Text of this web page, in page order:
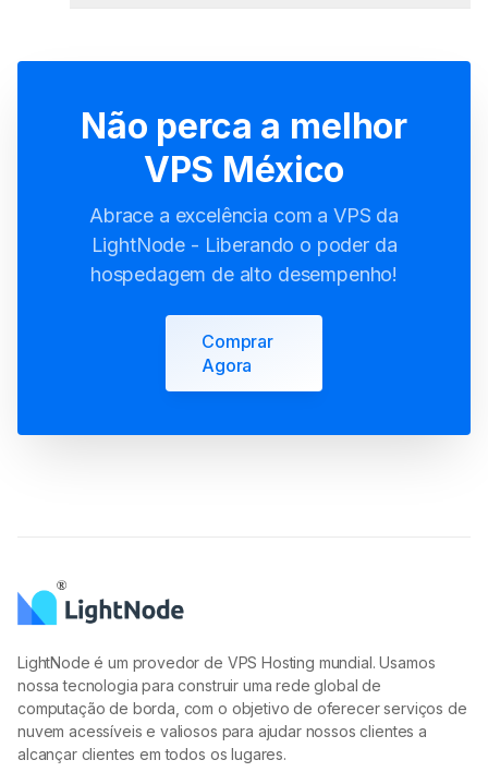
Não perca a melhor
VPS México
Abrace a excelência com a VPS da
LightNode - Liberando o poder da
hospedagem de alto desempenho!
Comprar
Agora
LightNode é um provedor de VPS Hosting mundial. Usamos
nossa tecnologia para construir uma rede global de
computação de borda, com o objetivo de oferecer serviços de
nuvem acessíveis e valiosos para ajudar nossos clientes a
alcançar clientes em todos os lugares.